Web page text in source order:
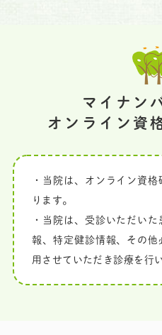
マイナン
オンライン資
・当院は、オンライン資
ります。
・当院は、受診いただい
報、特定健診情報、その
用させていただき診療を行